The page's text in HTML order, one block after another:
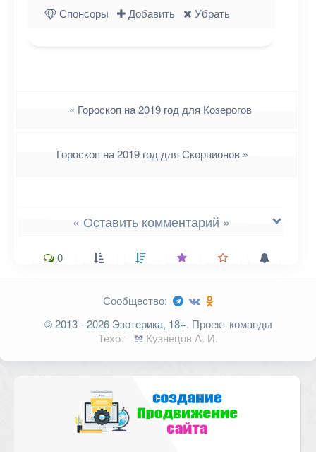
Спонсоры
Добавить Убрать
« Гороскоп на 2019 год для Козерогов
Гороскоп на 2019 год для Скорпионов »
« Оставить комментарий »
Ваш адрес email не будет
опубликован.
Обязательные поля
0
Сообщество:
© 2013 - 2026 Эзотерика, 18+. Проект команды
Техот
𝌴 Кузнецов А. И.